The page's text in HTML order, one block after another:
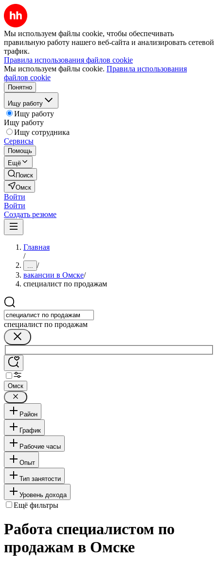
Мы используем файлы cookie, чтобы обеспечивать
правильную работу нашего веб-сайта и анализировать сетевой
трафик.
Правила использования файлов cookie
Мы используем файлы cookie. Правила использования
файлов cookie
Понятно
Ищу работу
Ищу работу
Ищу работу
Ищу сотрудника
Сервисы
Помощь
Ещё
Поиск
Омск
Войти
Войти
Создать резюме
Главная
/
... /
вакансии в Омске/
специалист по продажам
специалист по продажам
Омск
Район
График
Рабочие часы
Опыт
Тип занятости
Уровень дохода
Ещё фильтры
Работа специалистом по
продажам в Омске